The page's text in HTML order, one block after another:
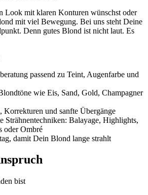
Look mit klaren Konturen wünschst oder
mit viel Bewegung. Bei uns steht Deine
Denn gutes Blond ist nicht laut. Es
passend zu Teint, Augenfarbe und
wie Eis, Sand, Gold, Champagner
Korrekturen und sanfte Übergänge
Strähnentechniken: Balayage, Highlights,
oder Ombré
damit Dein Blond lange strahlt
bist